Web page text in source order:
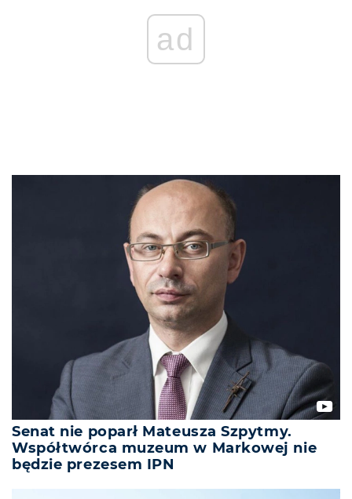
ad
Senat nie poparł Mateusza Szpytmy.
Współtwórca muzeum w Markowej nie
będzie prezesem IPN